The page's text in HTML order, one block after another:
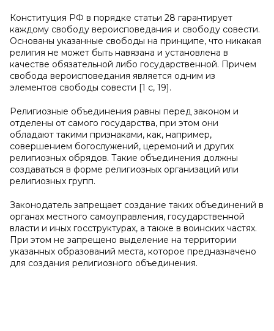
Конституция РФ в порядке статьи 28 гарантирует
каждому свободу вероисповедания и свободу совести.
Основаны указанные свободы на принципе, что никакая
религия не может быть навязана и установлена в
качестве обязательной либо государственной. Причем
свобода вероисповедания является одним из
элементов свободы совести [1 c, 19].
Религиозные объединения равны перед законом и
отделены от самого государства, при этом они
обладают такими признаками, как, например,
совершением богослужений, церемоний и других
религиозных обрядов. Такие объединения должны
создаваться в форме религиозных организаций или
религиозных групп.
Законодатель запрещает создание таких объединений в
органах местного самоуправления, государственной
власти и иных госструктурах, а также в воинских частях.
При этом не запрещено выделение на территории
указанных образований места, которое предназначено
для создания религиозного объединения.